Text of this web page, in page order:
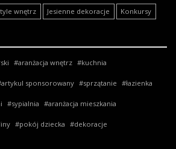
wnętrz Jesienne dekoracje Konkursy
aranżacja wnętrz kuchnia
artykul sponsorowany sprzątanie łazienka
sypialnia aranżacja mieszkania
pokój dziecka dekoracje